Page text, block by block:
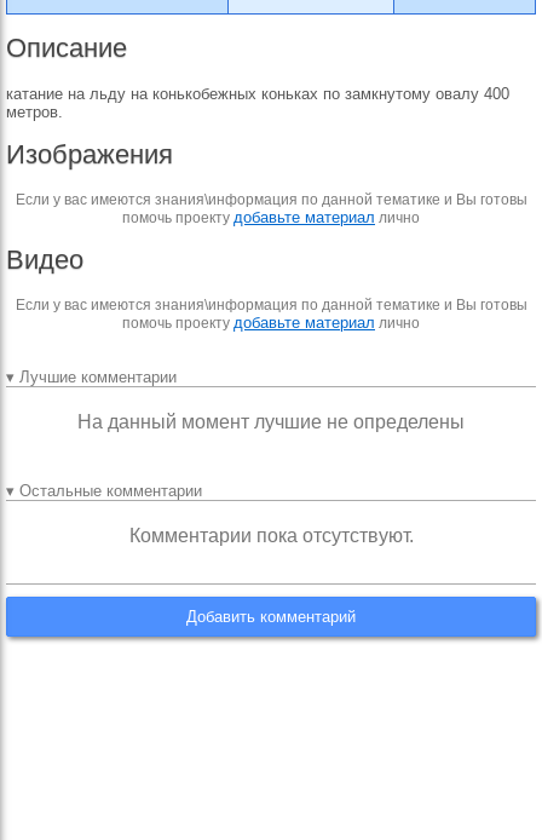
Описание
катание на льду на конькобежных коньках по замкнутому овалу 400
метров.
Изображения
Если у вас имеются знания\информация по данной тематике и Вы готовы
помочь проекту добавьте материал лично
Видео
Если у вас имеются знания\информация по данной тематике и Вы готовы
помочь проекту добавьте материал лично
▾ Лучшие комментарии
На данный момент лучшие не определены
▾ Остальные комментарии
Комментарии пока отсутствуют.
Добавить комментарий